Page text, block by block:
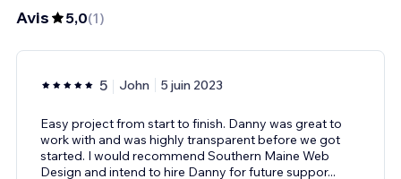
Avis 5,0(1)
5 John 5 juin 2023
Easy project from start to finish. Danny was great to
work with and was highly transparent before we got
started. I would recommend Southern Maine Web
Design and intend to hire Danny for future suppor...